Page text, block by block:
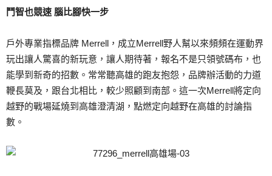
鬥智也競速 腦比腳快一步
戶外專業指標品牌 Merrell，成立Merrell野人幫以來頻頻在運動界
玩出讓人驚喜的新玩意，讓人期待著，報名不是只領號碼布，也
能學到新奇的招數。常常聽高雄的跑友抱怨，品牌辦活動的力道
鞭長莫及，跟台北相比，較少照顧到南部。這一次Merrell將定向
越野的戰場延燒到高雄澄清湖，點燃定向越野在高雄的討論指
數。